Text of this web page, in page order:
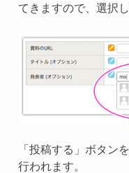
てきますので、選択
「投稿する」ボタン
行われます。